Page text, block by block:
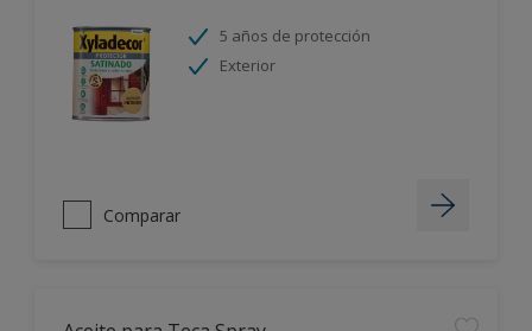
5 años de protección
Exterior
Comparar